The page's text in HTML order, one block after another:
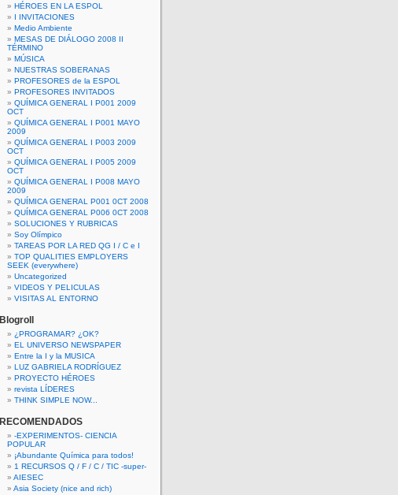
HÉROES EN LA ESPOL
I INVITACIONES
Medio Ambiente
MESAS DE DIÁLOGO 2008 II
TÉRMINO
MÚSICA
NUESTRAS SOBERANAS
PROFESORES de la ESPOL
PROFESORES INVITADOS
QUÍMICA GENERAL I P001 2009
OCT
QUÍMICA GENERAL I P001 MAYO
2009
QUÍMICA GENERAL I P003 2009
OCT
QUÍMICA GENERAL I P005 2009
OCT
QUÍMICA GENERAL I P008 MAYO
2009
QUÍMICA GENERAL P001 0CT 2008
QUÍMICA GENERAL P006 0CT 2008
SOLUCIONES Y RUBRICAS
Soy Olímpico
TAREAS POR LA RED QG I / C e I
TOP QUALITIES EMPLOYERS
SEEK (everywhere)
Uncategorized
VIDEOS Y PELICULAS
VISITAS AL ENTORNO
Blogroll
¿PROGRAMAR? ¿OK?
EL UNIVERSO NEWSPAPER
Entre la I y la MUSICA
LUZ GABRIELA RODRÍGUEZ
PROYECTO HÉROES
revista LÍDERES
THINK SIMPLE NOW...
RECOMENDADOS
-EXPERIMENTOS- CIENCIA
POPULAR
¡Abundante Química para todos!
1 RECURSOS Q / F / C / TIC -super-
AIESEC
Asia Society (nice and rich)